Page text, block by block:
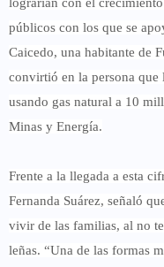
lograrían con el
públicos con los que se
Caicedo, una habitante de
convirtió en la persona
usando gas natural a 10
Minas y Energía.
Frente a la llegada a esta
Fernanda Suárez, señaló
vivir de las familias, al no
leñas. “Una de las formas